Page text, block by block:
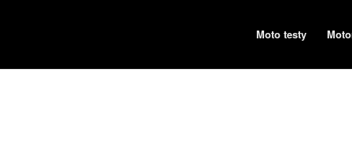
Moto testy